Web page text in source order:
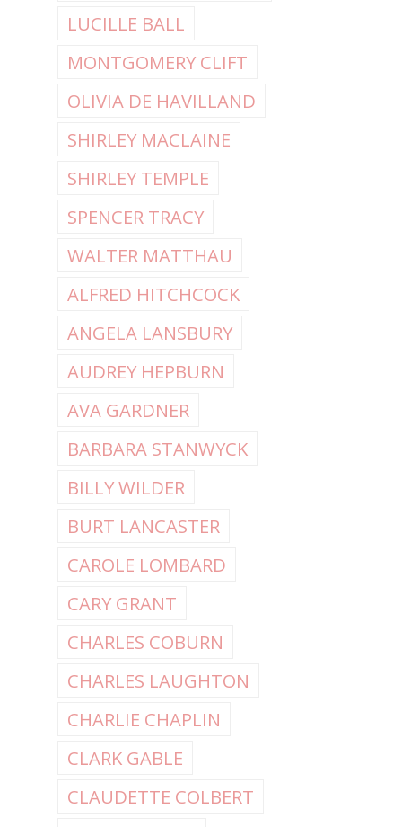
LUCILLE BALL
MONTGOMERY CLIFT
OLIVIA DE HAVILLAND
SHIRLEY MACLAINE
SHIRLEY TEMPLE
SPENCER TRACY
WALTER MATTHAU
ALFRED HITCHCOCK
ANGELA LANSBURY
AUDREY HEPBURN
AVA GARDNER
BARBARA STANWYCK
BILLY WILDER
BURT LANCASTER
CAROLE LOMBARD
CARY GRANT
CHARLES COBURN
CHARLES LAUGHTON
CHARLIE CHAPLIN
CLARK GABLE
CLAUDETTE COLBERT